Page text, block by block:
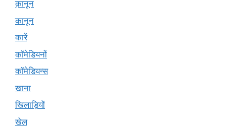
क़ानून
कानून
कारें
कॉमेडियनों
कॉमेडियन्स
खाना
खिलाड़ियों
खेल